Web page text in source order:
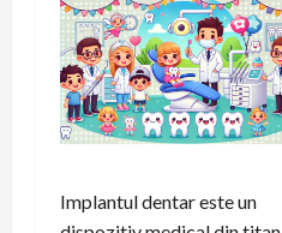
Implantul dentar este un